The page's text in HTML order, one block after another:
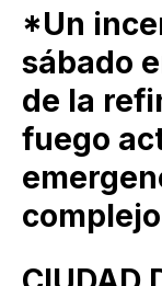
*Un
sábado
de la
fuego